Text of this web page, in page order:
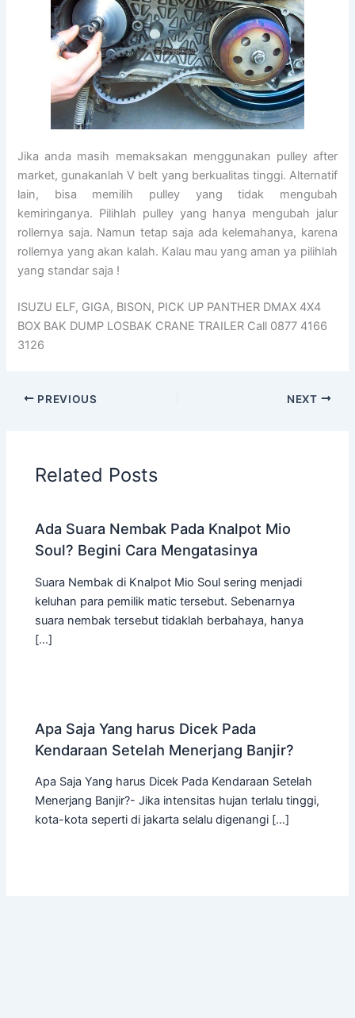
Jika anda masih memaksakan menggunakan pulley after
market, gunakanlah V belt yang berkualitas tinggi. Alternatif
lain, bisa memilih pulley yang tidak mengubah
kemiringanya. Pilihlah pulley yang hanya mengubah jalur
rollernya saja. Namun tetap saja ada kelemahanya, karena
rollernya yang akan kalah. Kalau mau yang aman ya pilihlah
yang standar saja !
ISUZU ELF, GIGA, BISON, PICK UP PANTHER DMAX 4X4
BOX BAK DUMP LOSBAK CRANE TRAILER Call 0877 4166
3126
PREVIOUS NEXT
Related Posts
Ada Suara Nembak Pada Knalpot Mio
Soul? Begini Cara Mengatasinya
Suara Nembak di Knalpot Mio Soul sering menjadi
keluhan para pemilik matic tersebut. Sebenarnya
suara nembak tersebut tidaklah berbahaya, hanya
[…]
Apa Saja Yang harus Dicek Pada
Kendaraan Setelah Menerjang Banjir?
Apa Saja Yang harus Dicek Pada Kendaraan Setelah
Menerjang Banjir?- Jika intensitas hujan terlalu tinggi,
kota-kota seperti di jakarta selalu digenangi […]